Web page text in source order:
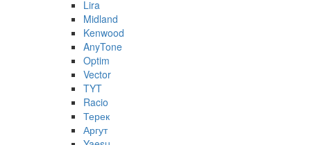
Lira
Midland
Kenwood
AnyTone
Optim
Vector
TYT
Racio
Терек
Аргут